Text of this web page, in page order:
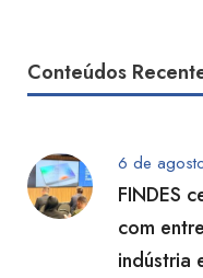
Conteúdos
6 de
FINDES
com
indústria